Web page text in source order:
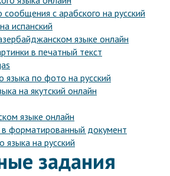
с арабского на русский
испанский
языке онлайн
в печатный текст
языка по фото на русский
на якутский онлайн
языке онлайн
в форматированный документ
языка на русский
задания